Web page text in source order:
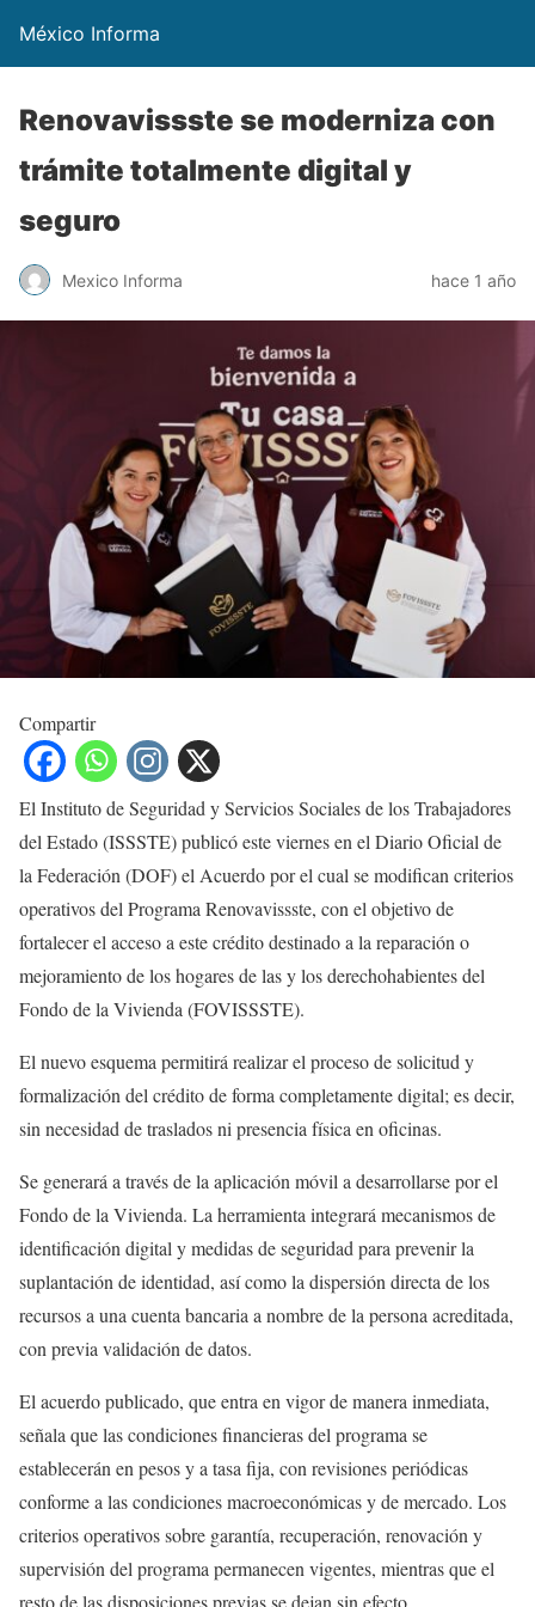
México Informa
Renovavissste se moderniza con
trámite totalmente digital y
seguro
Mexico Informa hace 1 año
Compartir
El Instituto de Seguridad y Servicios Sociales de los Trabajadores
del Estado (ISSSTE) publicó este viernes en el Diario Oficial de
la Federación (DOF) el Acuerdo por el cual se modifican criterios
operativos del Programa Renovavissste, con el objetivo de
fortalecer el acceso a este crédito destinado a la reparación o
mejoramiento de los hogares de las y los derechohabientes del
Fondo de la Vivienda (FOVISSSTE).
El nuevo esquema permitirá realizar el proceso de solicitud y
formalización del crédito de forma completamente digital; es decir,
sin necesidad de traslados ni presencia física en oficinas.
Se generará a través de la aplicación móvil a desarrollarse por el
Fondo de la Vivienda. La herramienta integrará mecanismos de
identificación digital y medidas de seguridad para prevenir la
suplantación de identidad, así como la dispersión directa de los
recursos a una cuenta bancaria a nombre de la persona acreditada,
con previa validación de datos.
El acuerdo publicado, que entra en vigor de manera inmediata,
señala que las condiciones financieras del programa se
establecerán en pesos y a tasa fija, con revisiones periódicas
conforme a las condiciones macroeconómicas y de mercado. Los
criterios operativos sobre garantía, recuperación, renovación y
supervisión del programa permanecen vigentes, mientras que el
resto de las disposiciones previas se dejan sin efecto.